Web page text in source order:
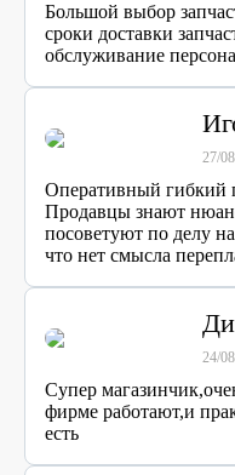
Большой выбор
сроки доставки
обслуживание
27/
Оперативный гибкий
Продавцы знают
посоветуют по делу
что нет смысла
24/
Супер
фирме работают,и
есть